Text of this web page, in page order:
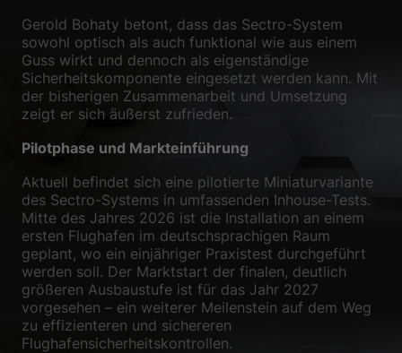
Gerold Bohaty betont, dass das Sectro-System
sowohl optisch als auch funktional wie aus einem
Guss wirkt und dennoch als eigenständige
Sicherheitskomponente eingesetzt werden kann. Mit
der bisherigen Zusammenarbeit und Umsetzung
zeigt er sich äußerst zufrieden.
Pilotphase und Markteinführung
Aktuell befindet sich eine pilotierte Miniaturvariante
des Sectro-Systems in umfassenden Inhouse-Tests.
Mitte des Jahres 2026 ist die Installation an einem
ersten Flughafen im deutschsprachigen Raum
geplant, wo ein einjähriger Praxistest durchgeführt
werden soll. Der Marktstart der finalen, deutlich
größeren Ausbaustufe ist für das Jahr 2027
vorgesehen – ein weiterer Meilenstein auf dem Weg
zu effizienteren und sichereren
Flughafensicherheitskontrollen.